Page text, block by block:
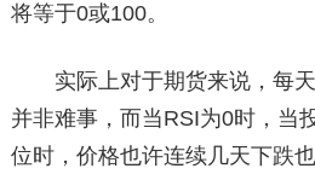
将等于0或100。
实际上对于期货来说，每天
并非难事，而当RSI为0时，当
位时，价格也许连续几天下跌